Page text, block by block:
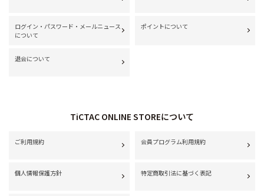
ログイン・パスワード・メールニュース
について
ポイントについて
退会について
TiCTAC ONLINE STOREについて
ご利用規約 会員プログラム利用規約
個人情報保護方針 特定商取引法に基づく表記